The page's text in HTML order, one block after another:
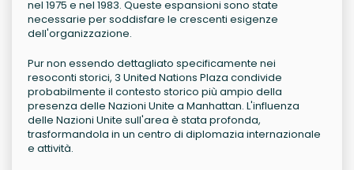
nel 1975 e nel 1983. Queste espansioni sono state
necessarie per soddisfare le crescenti esigenze
dell'organizzazione.
Pur non essendo dettagliato specificamente nei
resoconti storici, 3 United Nations Plaza condivide
probabilmente il contesto storico più ampio della
presenza delle Nazioni Unite a Manhattan. L'influenza
delle Nazioni Unite sull'area è stata profonda,
trasformandola in un centro di diplomazia internazionale
e attività.